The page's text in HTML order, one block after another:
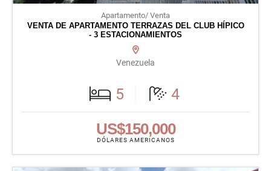
Apartamento/ Venta
VENTA DE APARTAMENTO TERRAZAS DEL CLUB HÍPICO
- 3 ESTACIONAMIENTOS
Venezuela
5 4
US$150,000
DÓLARES AMERICANOS